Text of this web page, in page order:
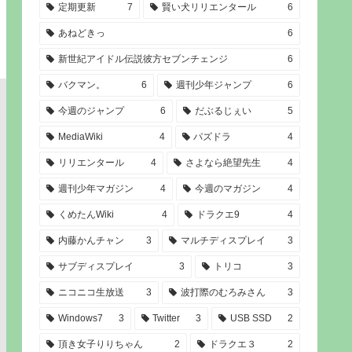
定期更新 7 賢い犬リリエンタール 6
あねどきっ 6
新世紀アイドル伝説彼方セブンチェンジ 6
バクマン。 6 週刊少年ジャンプ 6
今週のジャンプ 6 だぶるじぇい 5
MediaWiki 4 パズドラ 4
リリエンタール 4 さよなら絶望先生 4
週刊少年マガジン 4 今週のマガジン 4
くめたんWiki 4 ドラクエ9 4
内藤かんチャン 3 マルチディスプレイ 3
サブディスプレイ 3 トリコ 3
ニコニコ生放送 3 波打際のむろみさん 3
Windows7 3 Twitter 3 USB SSD 2
頂き女子りりちゃん 2 ドラクエ３ 2